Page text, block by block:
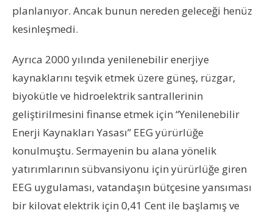
planlanıyor. Ancak bunun nereden geleceği henüz
kesinleşmedi.
Ayrıca 2000 yılında yenilenebilir enerjiye
kaynaklarını teşvik etmek üzere güneş, rüzgar,
biyokütle ve hidroelektrik santrallerinin
geliştirilmesini finanse etmek için “Yenilenebilir
Enerji Kaynakları Yasası” EEG yürürlüğe
konulmuştu. Sermayenin bu alana yönelik
yatırımlarının sübvansiyonu için yürürlüğe giren
EEG uygulaması, vatandaşın bütçesine yansıması
bir kilovat elektrik için 0,41 Cent ile başlamış ve